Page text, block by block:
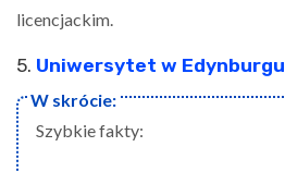
licencjackim.
5. Uniwersytet w Edynburgu
Szybkie fakty: